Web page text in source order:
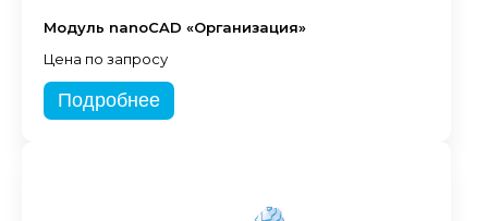
Модуль nanoCAD «Организация»
Цена по запросу
Подробнее